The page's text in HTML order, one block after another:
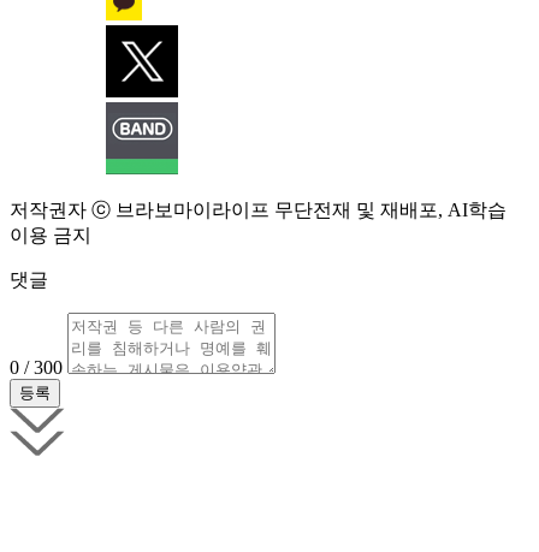
저작권자 ⓒ 브라보마이라이프 무단전재 및 재배포, AI학습
이용 금지
댓글
0 / 300